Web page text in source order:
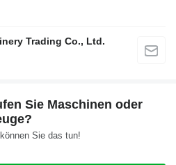
Trading Co., Ltd.
Sie Maschinen oder
Sie das tun!